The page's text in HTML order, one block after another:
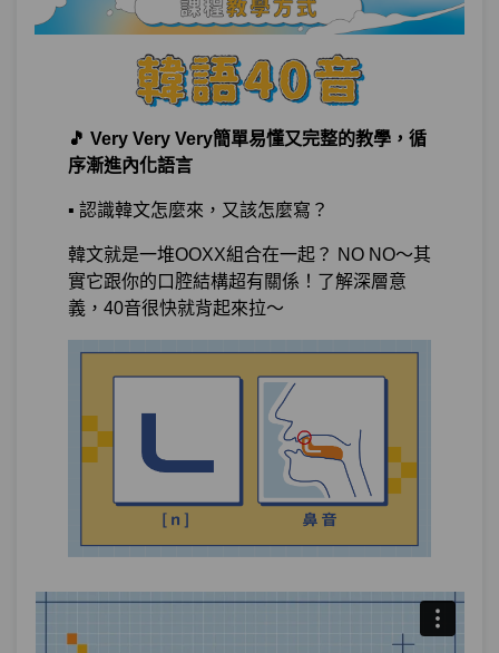
到底發音規則是什麼？
‘ㅎ’ 弱化
單元3 激音化
第12章： 組成句子就是10分滿分的10分！
單元1 NOT SHY！會話挑戰！（2） 12:32
DAY6+1都會唸了嗎？
Good-bye baby 要怎麼說再見
第13章： 暖身：學習韓文前你一定要知道
單元1 伊婷老師的小嘮叨 00:00
🎵 Very Very Very簡單易懂又完整的教學，循
序漸進內化語言
▪️ 認識韓文怎麼來，又該怎麼寫？
韓文就是一堆OOXX組合在一起？ NO NO～其
實它跟你的口腔結構超有關係！了解深層意
義，40音很快就背起來拉～